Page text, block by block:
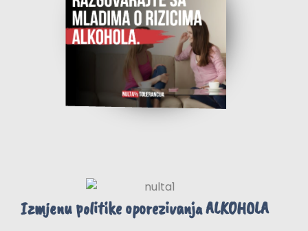
Izmjenu politike oporezivanja ALKOHOLA